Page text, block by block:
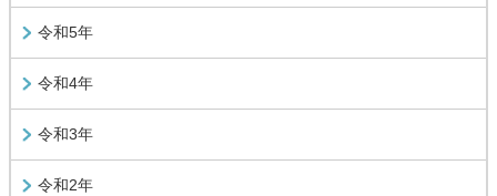
令和5年
令和4年
令和3年
令和2年